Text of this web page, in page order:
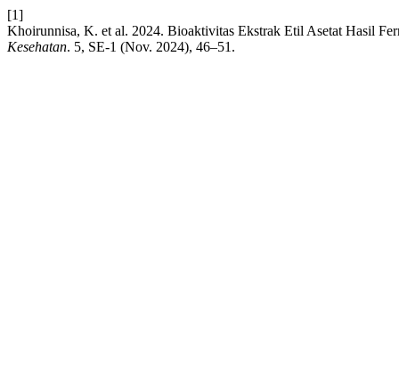
[1]
Khoirunnisa, K. et al. 2024. Bioaktivitas Ekstrak Etil Asetat Hasil
Kesehatan. 5, SE-1 (Nov. 2024), 46–51.